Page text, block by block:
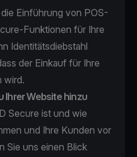
Einführung von POS-
Funktionen für Ihre
Identitätsdiebstahl
der Einkauf für Ihre
wird.
Ihrer Website hinzu
Secure ist und wie
und Ihre Kunden vor
Sie uns einen Blick